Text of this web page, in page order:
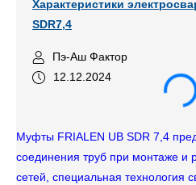
Характеристики
SDR7,4
Пэ-Аш Фактор
12.12.2024
Муфты FRIALEN UB SDR 7,4
соединения труб при монтаже и
сетей, специальная технология